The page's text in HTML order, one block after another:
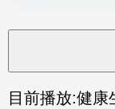
目前播放:健康